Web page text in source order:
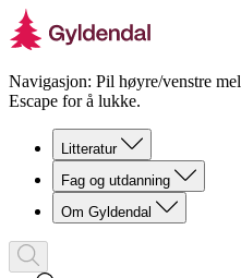
Navigasjon: Pil høyre/venstre
Escape for å lukke.
Litteratur
Fag og utdanning
Om Gyldendal